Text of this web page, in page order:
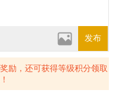
发布
励，还可获得等级积分领取